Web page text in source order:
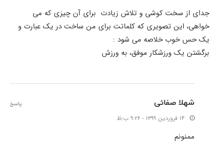
جدای از سخت کوشی و تلاش زیادت برای آن چیزی که می
خواهی، این تصویری که کلماتت برای من ساخت در یک عبارت و
یک حس خوب خلاصه می شود :
برگشتن یک ورزشکار موفق، به ورزش
شهلا صفائی
۱۴ فروردین ۱۳۹۹ - ۹:۲۶ ب٫ظ
ممنونم
پاسخ